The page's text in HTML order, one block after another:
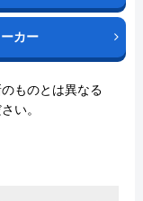
ーカー
ものとは異なる
い。